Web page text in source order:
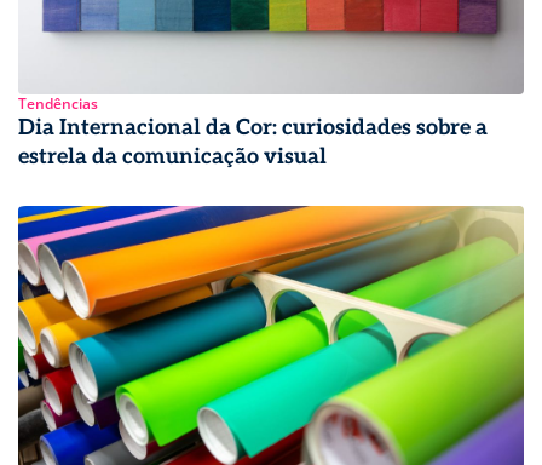
Tendências
Dia Internacional da Cor: curiosidades sobre a
estrela da comunicação visual